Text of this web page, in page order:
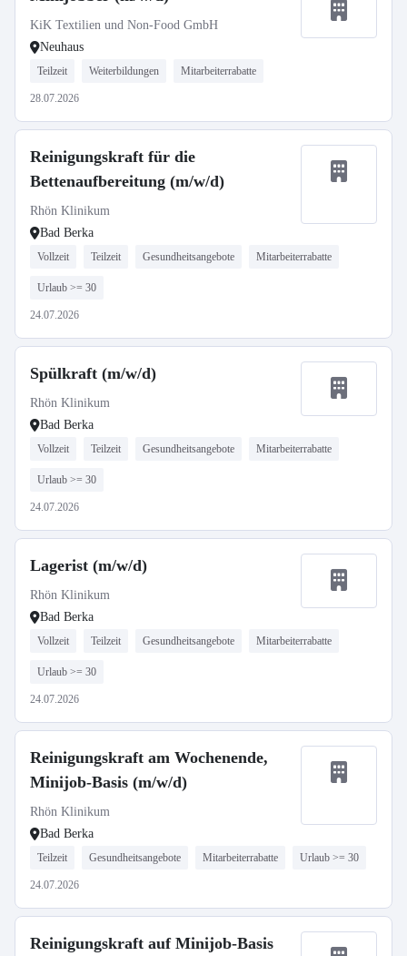
KiK Textilien und Non-Food GmbH
Neuhaus
Teilzeit Weiterbildungen Mitarbeiterrabatte
28.07.2026
Reinigungskraft für die
Bettenaufbereitung (m/w/d)
Rhön Klinikum
Bad Berka
Vollzeit Teilzeit Gesundheitsangebote Mitarbeiterrabatte
Urlaub >= 30
24.07.2026
Spülkraft (m/w/d)
Rhön Klinikum
Bad Berka
Vollzeit Teilzeit Gesundheitsangebote Mitarbeiterrabatte
Urlaub >= 30
24.07.2026
Lagerist (m/w/d)
Rhön Klinikum
Bad Berka
Vollzeit Teilzeit Gesundheitsangebote Mitarbeiterrabatte
Urlaub >= 30
24.07.2026
Reinigungskraft am Wochenende,
Minijob-Basis (m/w/d)
Rhön Klinikum
Bad Berka
Teilzeit Gesundheitsangebote Mitarbeiterrabatte Urlaub >= 30
24.07.2026
Reinigungskraft auf Minijob-Basis